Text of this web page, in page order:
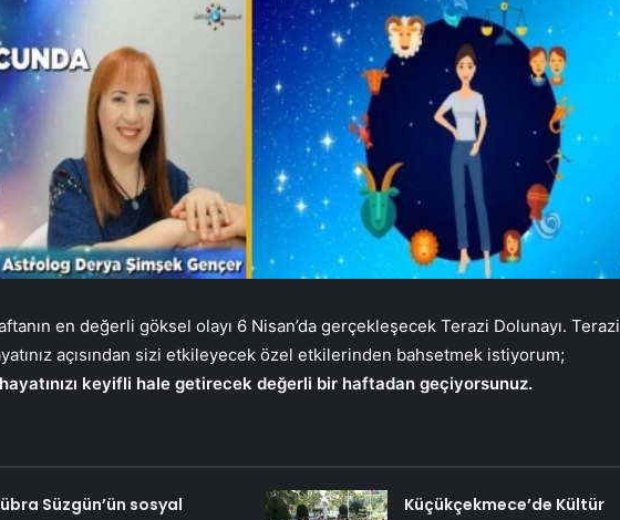
en değerli göksel olayı 6 Nisan’da gerçekleşecek Terazi Dolunayı. Terazi
açısından sizi etkileyecek özel etkilerinden bahsetmek istiyorum;
keyifli hale getirecek değerli bir haftadan geçiyorsunuz.
Süzgün’ün sosyal
Küçükçekmece’de Kültür